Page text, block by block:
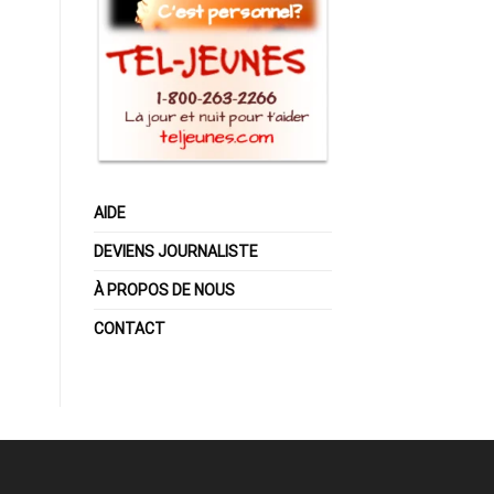
AIDE
DEVIENS JOURNALISTE
À PROPOS DE NOUS
CONTACT